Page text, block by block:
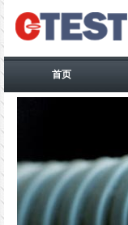
首页